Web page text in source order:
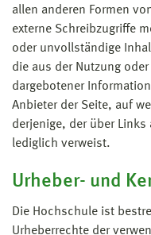
allen anderen Formen
externe Schreibzugriffe
oder unvollständige
die aus der Nutzung
dargebotener
Anbieter der Seite, auf
derjenige, der über
lediglich verweist.
Urheber- und
Die Hochschule ist
Urheberrechte der